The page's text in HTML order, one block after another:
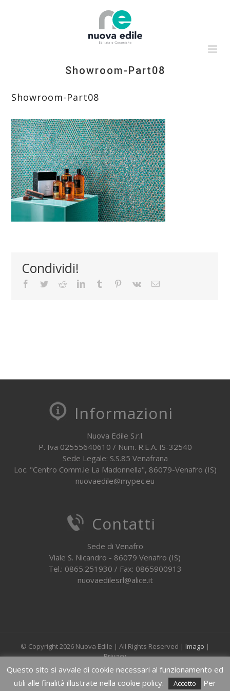
Showroom-Part08
Showroom-Part08
Condividi!
Facebook
TwitterRedditLinkedInTumblr Pinterest
Vk Email
Informazioni
Nuova Edile S.r.l.
P. Iva 02555640610 / Num. R.E.A. IS-32540
Sede Legale: S.S.85 Venafrana
Loc. "Centro Comm.le La Madonnella", 86079-Venafro (IS)
nuovaedile@mypec.eu
Contatti
Sede di Venafro
Viale S. Nicandro - 86079 Venafro (IS)
Tel.: 0865.251930 / Fax: 0865900913
nuovaedilesrl@alice.it
© Copyright2026 Nuova Edile | All Rights Reserved | Imago |
Privacy
FacebookInstagram
Email
Questo sito si avvale di cookie necessari al funzionamento ed
utili alle finalità illustrate nella cookie policy.
Accetto Per